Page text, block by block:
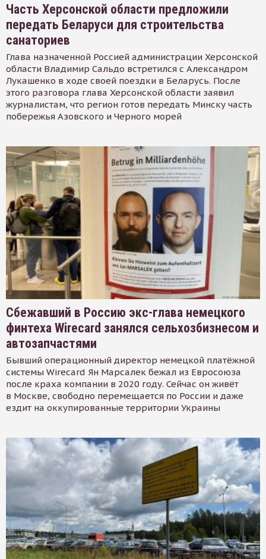
Часть Херсонской области предложили
передать Беларуси для строительства
санаториев
Глава назначенной Россией администрации Херсонской
области Владимир Сальдо встретился с Александром
Лукашенко в ходе своей поездки в Беларусь. После
этого разговора глава Херсонской области заявил
журналистам, что регион готов передать Минску часть
побережья Азовского и Черного морей
Сбежавший в Россию экс-глава немецкого
финтеха Wirecard занялся сельхозбизнесом и
автозапчастями
Бывший операционный директор немецкой платёжной
системы Wirecard Ян Марсалек бежал из Евросоюза
после краха компании в 2020 году. Сейчас он живёт
в Москве, свободно перемещается по России и даже
ездит на оккупированные территории Украины